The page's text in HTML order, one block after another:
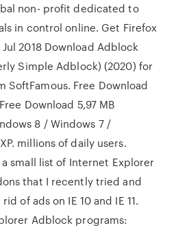
non- profit dedicated to
in control online. Get Firefox
2018 Download Adblock
Simple Adblock) (2020) for
SoftFamous. Free Download
Download 5,97 MB
8 / Windows 7 /
millions of daily users.
small list of Internet Explorer
that I recently tried and
of ads on IE 10 and IE 11.
Adblock programs: